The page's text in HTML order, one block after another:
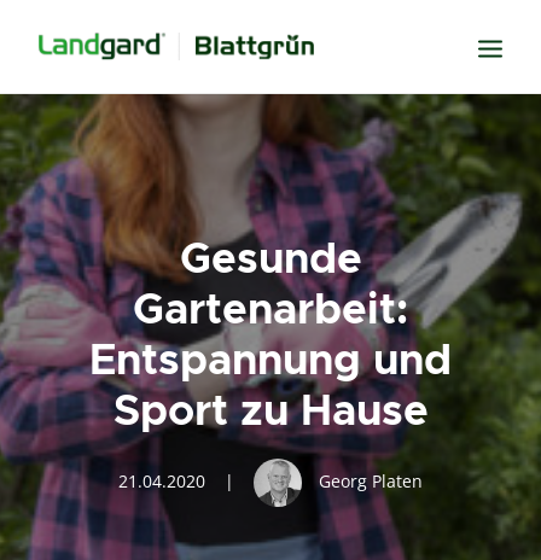
Neugier
Inspiration
Verbundenheit
Transparenz
Freude
Erfolg
Miteinander
Wissen
Suche
Gesunde
Gartenarbeit:
Entspannung und
Sport zu Hause
21.04.2020 | Georg Platen